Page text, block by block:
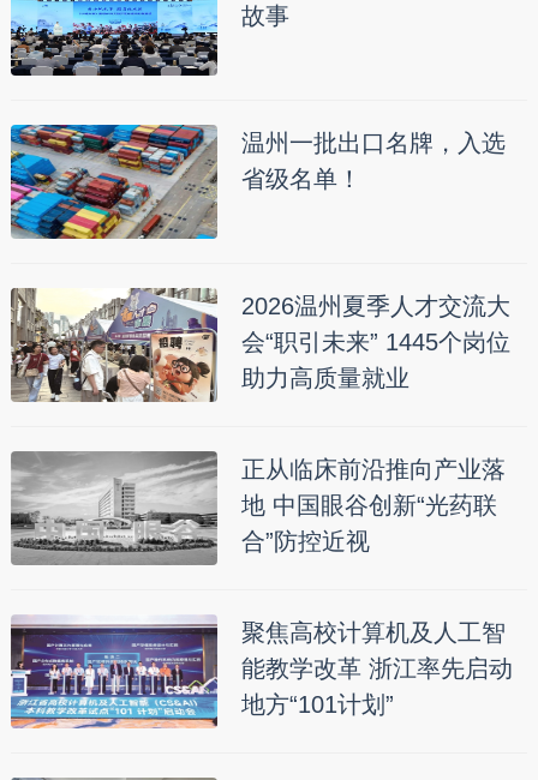
故事
温州一批出口名牌，入选
省级名单！
2026温州夏季人才交流大
会“职引未来” 1445个岗位
助力高质量就业
正从临床前沿推向产业落
地 中国眼谷创新“光药联
合”防控近视
聚焦高校计算机及人工智
能教学改革 浙江率先启动
地方“101计划”